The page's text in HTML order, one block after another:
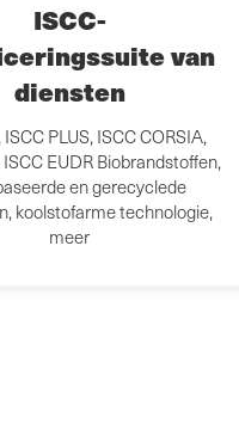
ISCC-
van
diensten
ISCC PLUS, ISCC CORSIA,
ISCC EUDR Biobrandstoffen,
en gerecyclede
koolstofarme technologie,
meer